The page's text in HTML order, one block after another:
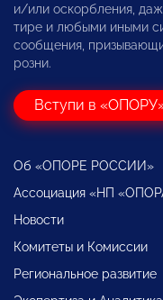
и/или оскорбления,
тире и любыми иными
сообщения,
розни.
Вступи в
Об «ОПОРЕ РОССИИ»
Ассоциация «НП
Новости
Комитеты и Комиссии
Региональное развитие